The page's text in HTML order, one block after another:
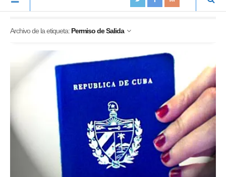
Archivo de la etiqueta: Permiso de Salida